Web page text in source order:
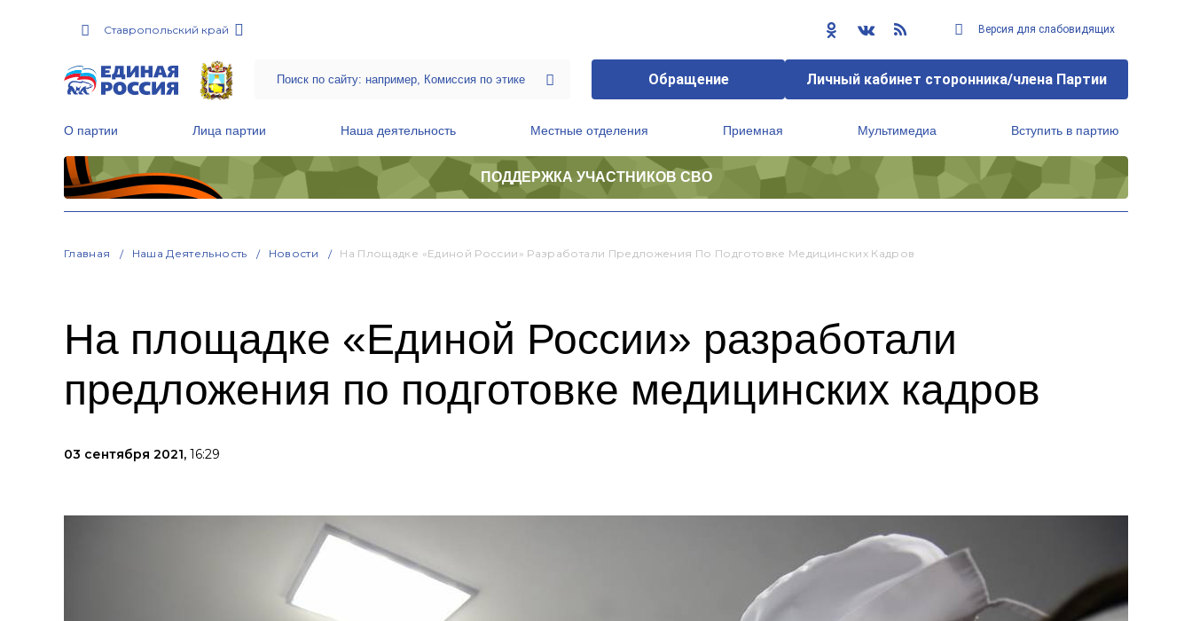
Ставропольский край Версия для слабовидящих
Обращение Личный кабинет сторонника/члена Партии
О партии Лица партии Наша деятельность Местные отделения Приемная Мультимедиа Вступить в партию
ПОДДЕРЖКА УЧАСТНИКОВ СВО
Главная Наша Деятельность Новости На Площадке «Единой России» Разработали Предложения По Подготовке Медицинских Кадров
На площадке «Единой России» разработали
предложения по подготовке медицинских кадров
03 сентября 2021, 16:29